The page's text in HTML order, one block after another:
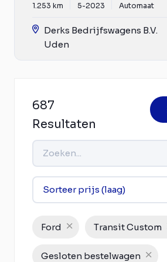
1.253 km 5-2023 Automaat
Derks Bedrijfswagens B.V.
Uden
687
Resultaten
Ford Transit Custom
Gesloten bestelwagen